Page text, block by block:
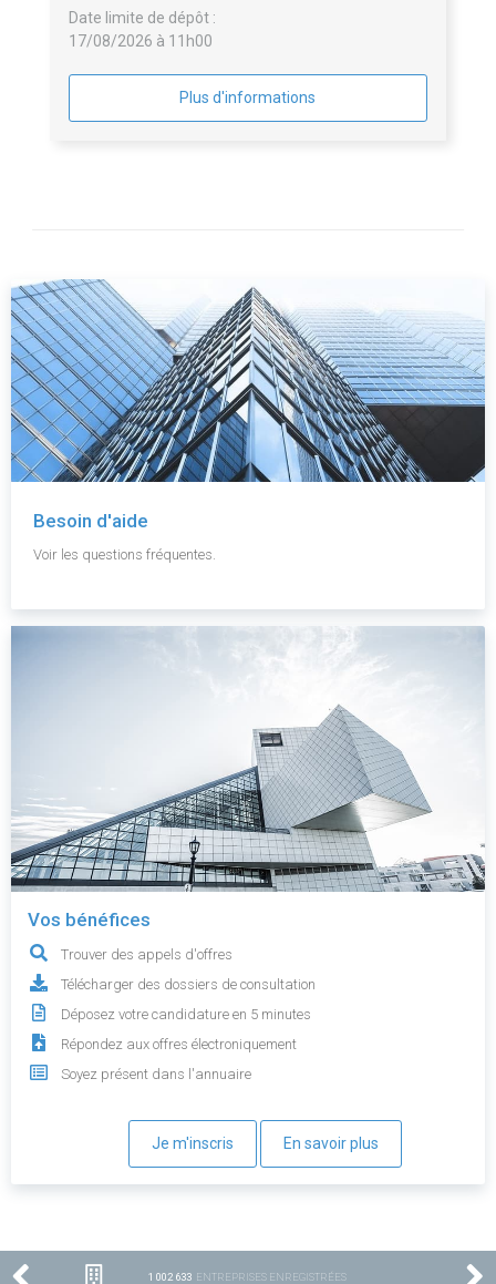
Date limite de dépôt :
17/08/2026 à 11h00
Plus d'informations
Besoin d'aide
Voir les questions fréquentes.
Vos bénéfices
Trouver des appels d'offres
Télécharger des dossiers de consultation
Déposez votre candidature en 5 minutes
Répondez aux offres électroniquement
Soyez présent dans l'annuaire
Je m'inscris En savoir plus
1 002 633 ENTREPRISES ENREGISTRÉES